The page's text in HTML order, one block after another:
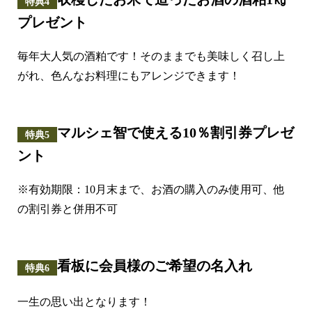
プレゼント
毎年大人気の酒粕です！そのままでも美味しく召し上
がれ、色んなお料理にもアレンジできます！
特典5
マルシェ智で使える10％割引券プレゼ
ント
※有効期限：10月末まで、お酒の購入のみ使用可、他
の割引券と併用不可
特典6 看板に会員様のご希望の名入れ
一生の思い出となります！